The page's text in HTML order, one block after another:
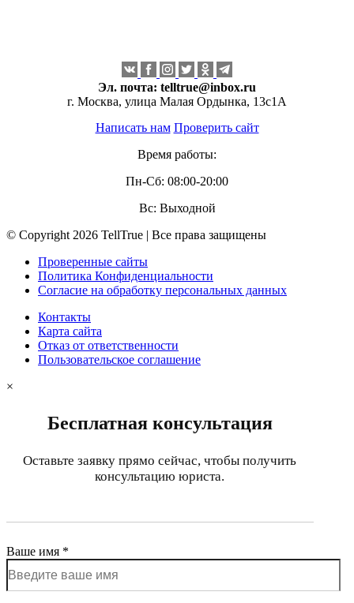
Эл. почта: telltrue@inbox.ru
г. Москва, улица Малая Ордынка, 13с1А
Написать нам Проверить сайт
Время работы:
Пн-Сб: 08:00-20:00
Вс: Выходной
© Copyright 2026 TellTrue | Все права защищены
Проверенные сайты
Политика Конфиденциальности
Согласие на обработку персональных данных
Контакты
Карта сайта
Отказ от ответственности
Пользовательское соглашение
×
Бесплатная консультация
Оставьте заявку прямо сейчас, чтобы получить
консультацию юриста.
Ваше имя *